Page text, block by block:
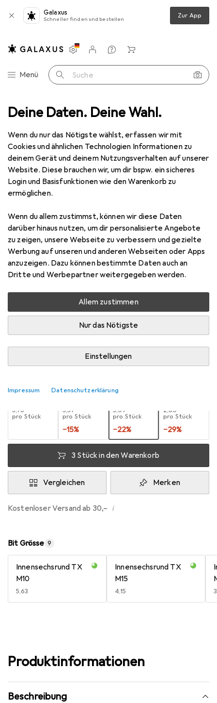
Deine Daten. Deine Wahl.
Wenn du nur das Nötigste wählst, erfassen wir mit
Cookies und ähnlichen Technologien Informationen zu
deinem Gerät und deinem Nutzungsverhalten auf unserer
Website. Diese brauchen wir, um dir bspw. ein sicheres
Login und Basisfunktionen wie den Warenkorb zu
ermöglichen.
Wenn du allem zustimmst, können wir diese Daten
darüber hinaus nutzen, um dir personalisierte Angebote
zu zeigen, unsere Webseite zu verbessern und gezielte
Werbung auf unseren und anderen Webseiten oder Apps
anzuzeigen. Dazu können bestimmte Daten auch an
Dritte und Werbepartner weitergegeben werden.
Allem zustimmen
Nur das Nötigste
Einstellungen
Impressum Datenschutzerklärung
Galaxus
Schneller finden und bestellen Zur App
Navigation nach Kategorien
Menü Suche
Einstellungen
Kundenkonto
Vergleichslisten
Merklisten
Warenkorb
Schrauben + Bohren Bits Wera 867/1 TZ TX 40 x 25 mm
13 Bilder
MENGENRABATT
Wera 867/1 TZ TX 40 x 25 mm
Innensechsrund TX
Preis in EUR inkl. MwSt.
EUR
3,09
Schneller lieferbar
Bewertungen
Zwischen Do, 13.8. und Fr, 14.8. geliefert
Mehr als 10 Stück an Lager beim Lieferanten
EUR
3,96
pro Stück
EUR
3,37
pro Stück
−15%
EUR
3,09
pro Stück
−22%
EUR
2,80
pro Stück
−29%
3 Stück in den Warenkorb
Vergleichen Merken
Kostenloser Versand ab 30,– i
Bit Grösse 9
Innensechsrund TX
M10
EUR
5,63
Innensechsrund TX
M15
EUR
4,15
Produktinformationen
Beschreibung